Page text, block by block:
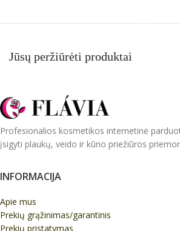
Jūsų peržiūrėti produktai
Profesionalios kosmetikos internetinė
įsigyti plaukų, veido ir kūno priežiūros
INFORMACIJA
Apie mus
Prekių grąžinimas/garantinis
Prekių pristatymas